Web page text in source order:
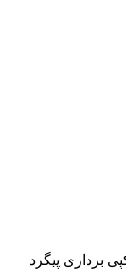
برداری پیگرد